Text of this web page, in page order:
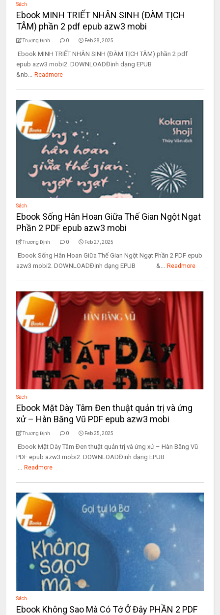
Sách
Ebook MINH TRIẾT NHÂN SINH (ĐÀM TỊCH
TÂM) phần 2 pdf epub azw3 mobi
Trương Định 0 Feb 28, 2025
Ebook MINH TRIẾT NHÂN SINH (ĐÀM TỊCH TÂM) phần 2 pdf
epub azw3 mobi2. DOWNLOADĐịnh dạng EPUB
&nb... Readmore
Sách
Ebook Sống Hân Hoan Giữa Thế Gian Ngột Ngạt
Phần 2 PDF epub azw3 mobi
Trương Định 0 Feb 27, 2025
Ebook Sống Hân Hoan Giữa Thế Gian Ngột Ngạt Phần 2 PDF epub
azw3 mobi2. DOWNLOADĐịnh dạng EPUB &... Readmore
Sách
Ebook Mặt Dày Tâm Đen thuật quản trị và ứng
xử – Hàn Băng Vũ PDF epub azw3 mobi
Trương Định 0 Feb 25, 2025
Ebook Mặt Dày Tâm Đen thuật quản trị và ứng xử – Hàn Băng Vũ
PDF epub azw3 mobi2. DOWNLOADĐịnh dạng EPUB
... Readmore
Sách
Ebook Không Sao Mà Có Tớ Ở Đây PHẦN 2 PDF